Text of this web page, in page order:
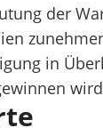
der
in